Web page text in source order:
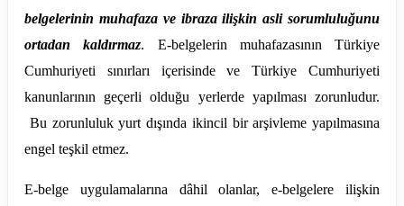
belgelerinin muhafaza ve ibraza ilişkin asli sorumluluğunu
ortadan kaldırmaz. E-belgelerin muhafazasının Türkiye
Cumhuriyeti sınırları içerisinde ve Türkiye Cumhuriyeti
kanunlarının geçerli olduğu yerlerde yapılması zorunludur.
Bu zorunluluk yurt dışında ikincil bir arşivleme yapılmasına
engel teşkil etmez.
E-belge uygulamalarına dâhil olanlar, e-belgelere ilişkin